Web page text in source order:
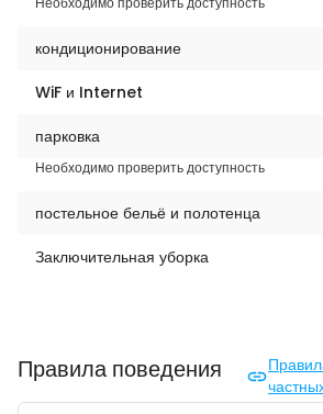
кондиционирование
WiF и Internet
парковка
Необходимо проверить доступность
постельное бельё и полотенца
Заключительная уборка
Правила поведения